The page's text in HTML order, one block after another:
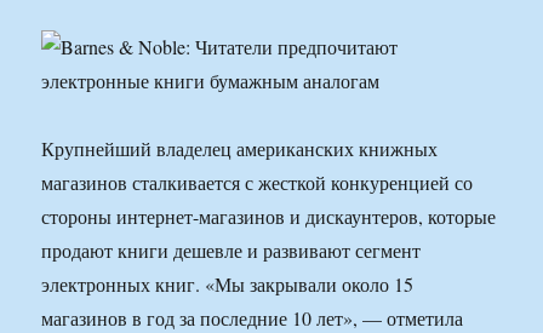
Крупнейший владелец американских книжных
магазинов сталкивается с жесткой конкуренцией со
стороны интернет-магазинов и дискаунтеров, которые
продают книги дешевле и развивают сегмент
электронных книг. «Мы закрывали около 15
магазинов в год за последние 10 лет», — отметила